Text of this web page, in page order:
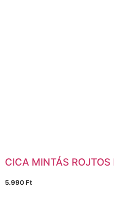
CICA MINTÁS ROJTOS
5.990Ft